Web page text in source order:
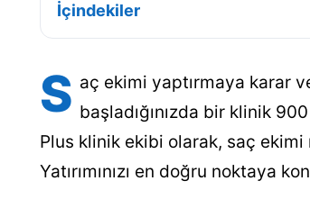
İçindekiler
S aç ekimi yaptırmaya karar
başladığınızda bir klinik
Plus klinik ekibi olarak, saç
Yatırımınızı en doğru noktaya